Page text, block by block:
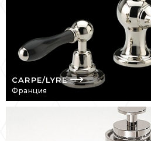
искусству и
бродя по
обнаруживает
творения,
Прислушиваясь к
берется за
этих старинных
и ванн. Таким
исключительные
знания, которые
свой первый
CARPE/LYRE
Франция